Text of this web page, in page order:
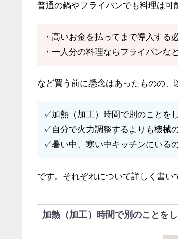
普通の鍋やフライパンでも料理は可
・高いお金を払ってまで導入する
・一人分の料理ならフライパン
など買う前に懸念はあったものの、
✓加熱（加工）時間で別のことを
✓自分で火力調整するよりも機械
✓暑い中、寒い中キッチンにいる
です。それぞれについて詳しく書い
加熱（加工）時間で別のことを